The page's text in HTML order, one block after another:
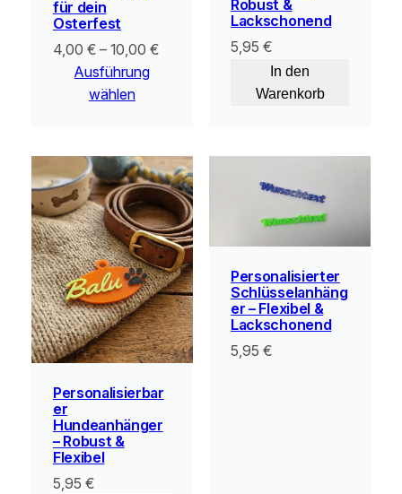
für dein
Osterfest
4,00 €– 10,00 €
Ausführung
wählen
Robust &
Lackschonend
5,95€
In den
Warenkorb
Personalisierbar
er
Hundeanhänger
– Robust &
Flexibel
5,95 €
Personalisierter
Schlüsselanhäng
er – Flexibel &
Lackschonend
5,95€